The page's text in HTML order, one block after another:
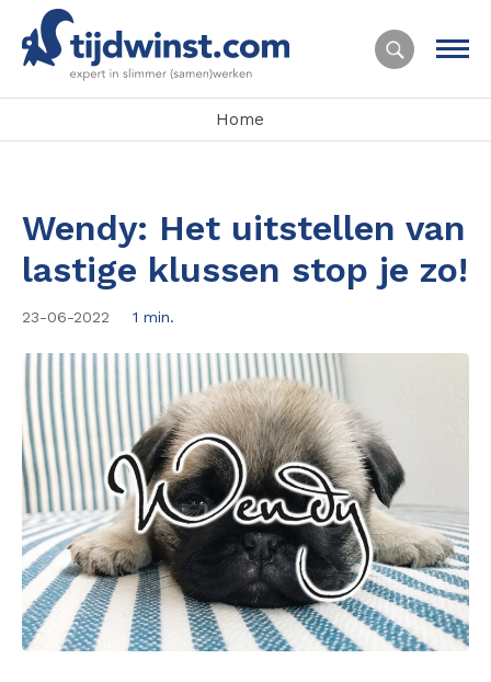
Home
Wendy: Het uitstellen van
lastige klussen stop je zo!
23-06-2022 1 min.